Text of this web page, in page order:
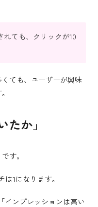
れても、クリックが10
ても、ユーザーが興味
たか」
す。
1になります。
インプレッションは高い